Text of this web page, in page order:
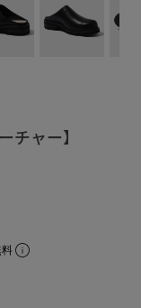
チャー】